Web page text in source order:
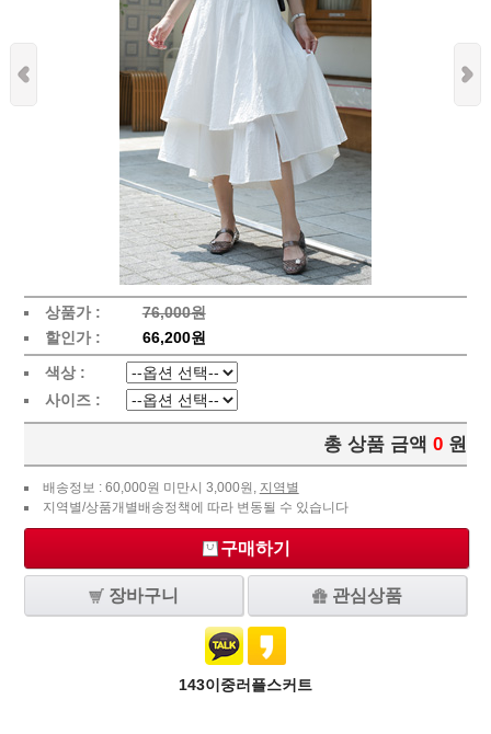
상품가 :
76,000원
할인가 :
66,200원
색상 :
사이즈 :
총 상품 금액 0 원
배송정보 : 60,000원 미만시 3,000원, 지역별
지역별/상품개별배송정책에 따라 변동될 수 있습니다
구매하기
장바구니 관심상품
143이중러플스커트